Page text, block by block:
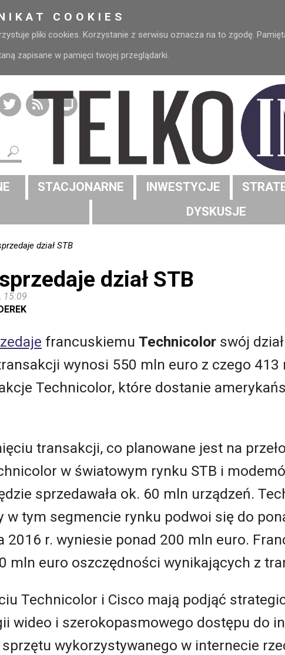
COOKIES
pliki cookies. Korzystanie z serwisu oznacza na to zgodę.
zapisane w pamięci twojej przeglądarki.
STACJONARNE INWESTYCJE
DYSKUSJE
dział STB
dział STB
15:09
francuskiemu Technicolor swój
wynosi 550 mln euro z czego 413
Technicolor, które dostanie
transakcji, co planowane jest na
w światowym rynku STB i
sprzedawała ok. 60 mln urządzeń.
w tym segmencie rynku podwoi się do
2016 r. wyniesie ponad 200 mln euro.
mln euro oszczędności wynikających z
Technicolor i Cisco mają podjąć
wideo i szerokopasmowego dostępu do
wykorzystywanego w internecie